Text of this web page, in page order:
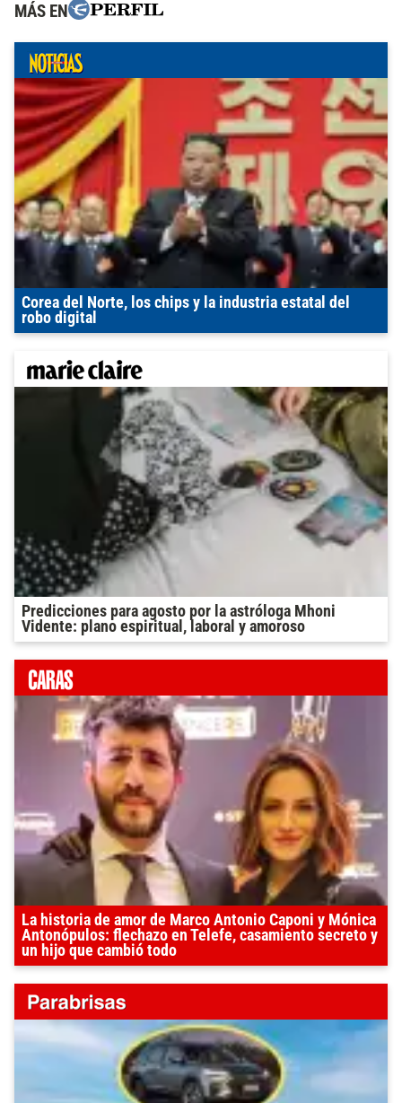
MÁS EN
Corea del Norte, los chips y la industria estatal del
robo digital
Predicciones para agosto por la astróloga Mhoni
Vidente: plano espiritual, laboral y amoroso
La historia de amor de Marco Antonio Caponi y Mónica
Antonópulos: flechazo en Telefe, casamiento secreto y
un hijo que cambió todo